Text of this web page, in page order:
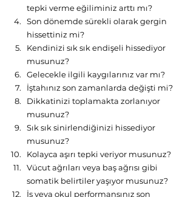
tepki verme eğiliminiz arttı mı?
Son dönemde sürekli olarak gergin
hissettiniz mi?
Kendinizi sık sık endişeli hissediyor
musunuz?
Gelecekle ilgili kaygılarınız var mı?
İştahınız son zamanlarda değişti mi?
Dikkatinizi toplamakta zorlanıyor
musunuz?
Sık sık sinirlendiğinizi hissediyor
musunuz?
Kolayca aşırı tepki veriyor musunuz?
Vücut ağrıları veya baş ağrısı gibi
somatik belirtiler yaşıyor musunuz?
İş veya okul performansınız son